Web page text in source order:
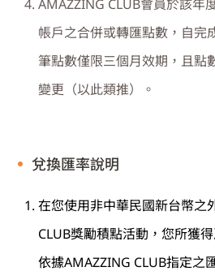
AMAZZING CLUB會員於該年
帳戶之合併或轉匯點數，自完
筆點數僅限三個月效期，且點
變更（以此類推）。
兌換匯率說明
在您使用非中華民國新台幣之
CLUB獎勵積點活動，您所獲
依據AMAZZING CLUB指定之